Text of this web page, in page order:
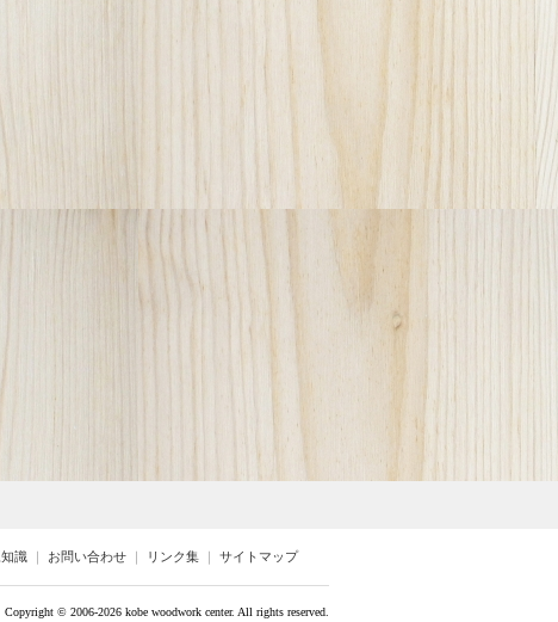
識 ｜ お問い合わせ ｜ リンク集 ｜ サイトマップ
Copyright © 2006-2026 kobe woodwork center. All rights reserved.